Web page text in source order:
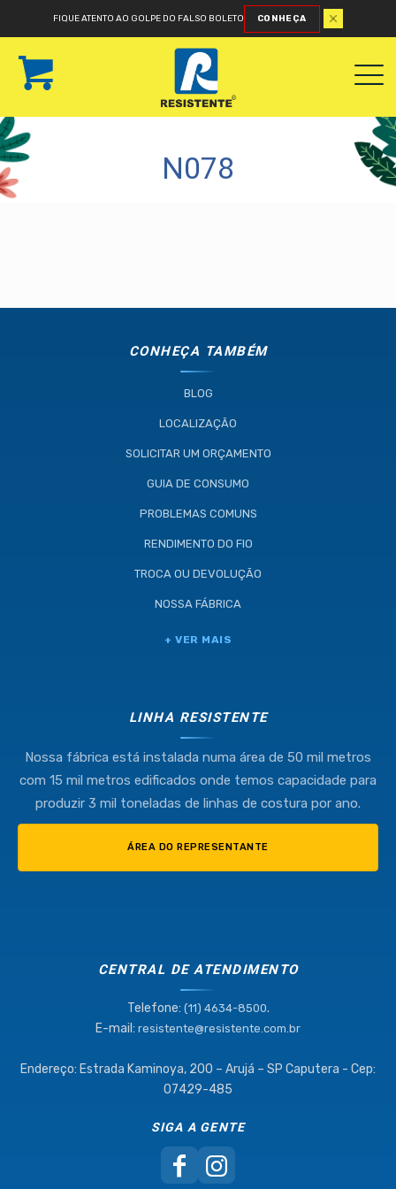
FIQUE ATENTO AO GOLPE DO FALSO BOLETO CONHEÇA
Industria e Comercio de Linhas
(11) 4634-8500
N078
CONHEÇA TAMBÉM
BLOG
LOCALIZAÇÃO
SOLICITAR UM ORÇAMENTO
GUIA DE CONSUMO
PROBLEMAS COMUNS
RENDIMENTO DO FIO
TROCA OU DEVOLUÇÃO
NOSSA FÁBRICA
+ VER MAIS
LINHA RESISTENTE
Nossa fábrica está instalada numa área de 50 mil metros
com 15 mil metros edificados onde temos capacidade para
produzir 3 mil toneladas de linhas de costura por ano.
ÁREA DO REPRESENTANTE
CENTRAL DE ATENDIMENTO
Telefone: (11) 4634-8500.
E-mail: resistente@resistente.com.br
Endereço: Estrada Kaminoya, 200 – Arujá – SP Caputera - Cep:
07429-485
SIGA A GENTE